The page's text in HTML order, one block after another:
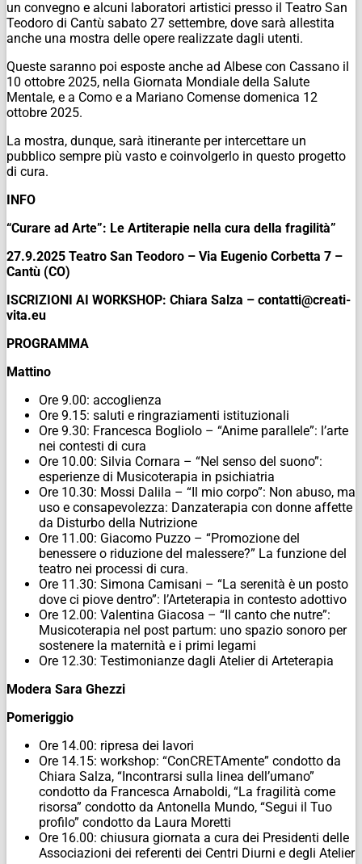
un convegno e alcuni laboratori artistici presso il Teatro San
Teodoro di Cantù sabato 27 settembre, dove sarà allestita
anche una mostra delle opere realizzate dagli utenti.
Queste saranno poi esposte anche ad Albese con Cassano il
10 ottobre 2025, nella Giornata Mondiale della Salute
Mentale, e a Como e a Mariano Comense domenica 12
ottobre 2025.
La mostra, dunque, sarà itinerante per intercettare un
pubblico sempre più vasto e coinvolgerlo in questo progetto
di cura.
INFO
“Curare ad Arte”: Le Artiterapie nella cura della fragilità”
27.9.2025 Teatro San Teodoro – Via Eugenio Corbetta 7 –
Cantù (CO)
ISCRIZIONI AI WORKSHOP: Chiara Salza – contatti@creati-
vita.eu
PROGRAMMA
Mattino
Ore 9.00: accoglienza
Ore 9.15: saluti e ringraziamenti istituzionali
Ore 9.30: Francesca Bogliolo – “Anime parallele”: l’arte
nei contesti di cura
Ore 10.00: Silvia Cornara – “Nel senso del suono”:
esperienze di Musicoterapia in psichiatria
Ore 10.30: Mossi Dalila – “Il mio corpo”: Non abuso, ma
uso e consapevolezza: Danzaterapia con donne affette
da Disturbo della Nutrizione
Ore 11.00: Giacomo Puzzo – “Promozione del
benessere o riduzione del malessere?” La funzione del
teatro nei processi di cura.
Ore 11.30: Simona Camisani – “La serenità è un posto
dove ci piove dentro”: l’Arteterapia in contesto adottivo
Ore 12.00: Valentina Giacosa – “Il canto che nutre”:
Musicoterapia nel post partum: uno spazio sonoro per
sostenere la maternità e i primi legami
Ore 12.30: Testimonianze dagli Atelier di Arteterapia
Modera Sara Ghezzi
Pomeriggio
Ore 14.00: ripresa dei lavori
Ore 14.15: workshop: “ConCRETAmente” condotto da
Chiara Salza, “Incontrarsi sulla linea dell’umano”
condotto da Francesca Arnaboldi, “La fragilità come
risorsa” condotto da Antonella Mundo, “Segui il Tuo
profilo” condotto da Laura Moretti
Ore 16.00: chiusura giornata a cura dei Presidenti delle
Associazioni dei referenti dei Centri Diurni e degli Atelier